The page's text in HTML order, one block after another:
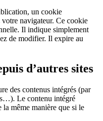
un cookie
votre navigateur. Ce cookie
Il indique simplement
de modifier. Il expire au
d’autres sites
des contenus intégrés (par
Le contenu intégré
la même manière que si le